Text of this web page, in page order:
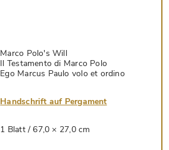
Marco Polo's Will
Il Testamento di Marco Polo
Ego Marcus Paulo volo et ordino
Handschrift auf Pergament
1 Blatt / 67,0 × 27,0 cm